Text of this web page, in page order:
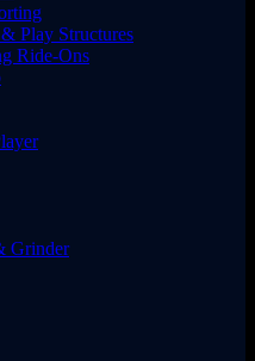
Play Structures
Ride-Ons
Grinder